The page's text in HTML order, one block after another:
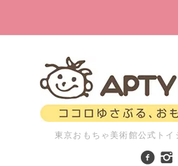
東京おもちゃ美術館公式ト